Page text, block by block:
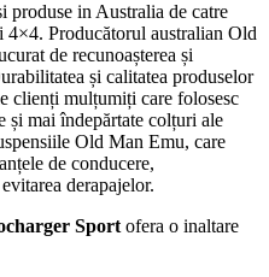
produse in Australia de catre
Producătorul australian Old
de recunoașterea și
și calitatea produselor
clienți mulțumiți care folosesc
și mai îndepărtate colțuri ale
Old Man Emu, care
de conducere,
derapajelor.
Sport ofera o inaltare